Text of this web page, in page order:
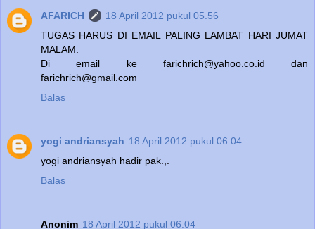
AFARICH
18 April 2012 pukul 05.56
TUGAS HARUS DI EMAIL PALING LAMBAT HARI JUMAT
MALAM.
Di email ke farichrich@yahoo.co.id dan
farichrich@gmail.com
Balas
yogi andriansyah 18 April 2012 pukul 06.04
yogi andriansyah hadir pak.,.
Balas
Anonim 18 April 2012 pukul 06.04